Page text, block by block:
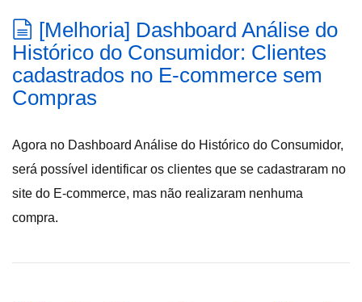
[Melhoria] Dashboard Análise do
Histórico do Consumidor: Clientes
cadastrados no E-commerce sem
Compras
Agora no Dashboard Análise do Histórico do Consumidor,
será possível identificar os clientes que se cadastraram no
site do E-commerce, mas não realizaram nenhuma
compra.